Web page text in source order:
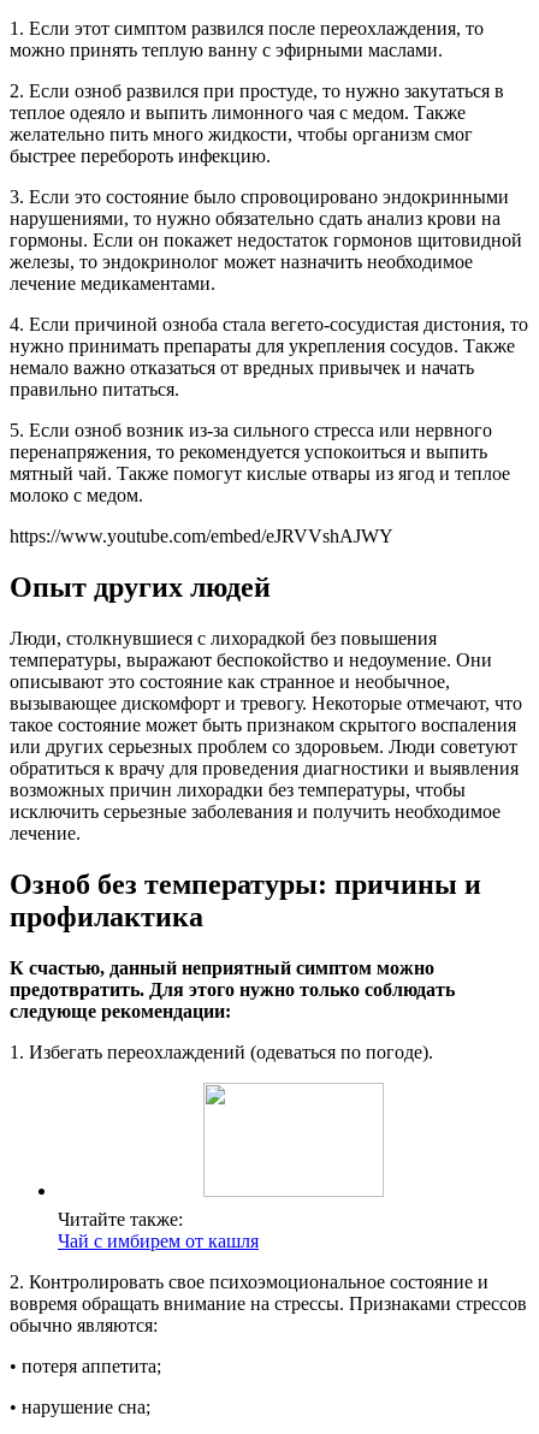
1. Если этот симптом развился после переохлаждения, то
можно принять теплую ванну с эфирными маслами.
2. Если озноб развился при простуде, то нужно закутаться в
теплое одеяло и выпить лимонного чая с медом. Также
желательно пить много жидкости, чтобы организм смог
быстрее перебороть инфекцию.
3. Если это состояние было спровоцировано эндокринными
нарушениями, то нужно обязательно сдать анализ крови на
гормоны. Если он покажет недостаток гормонов щитовидной
железы, то эндокринолог может назначить необходимое
лечение медикаментами.
4. Если причиной озноба стала вегето-сосудистая дистония, то
нужно принимать препараты для укрепления сосудов. Также
немало важно отказаться от вредных привычек и начать
правильно питаться.
5. Если озноб возник из-за сильного стресса или нервного
перенапряжения, то рекомендуется успокоиться и выпить
мятный чай. Также помогут кислые отвары из ягод и теплое
молоко с медом.
https://www.youtube.com/embed/eJRVVshAJWY
Опыт других людей
Люди, столкнувшиеся с лихорадкой без повышения
температуры, выражают беспокойство и недоумение. Они
описывают это состояние как странное и необычное,
вызывающее дискомфорт и тревогу. Некоторые отмечают, что
такое состояние может быть признаком скрытого воспаления
или других серьезных проблем со здоровьем. Люди советуют
обратиться к врачу для проведения диагностики и выявления
возможных причин лихорадки без температуры, чтобы
исключить серьезные заболевания и получить необходимое
лечение.
Озноб без температуры: причины и
профилактика
К счастью, данный неприятный симптом можно
предотвратить. Для этого нужно только соблюдать
следующе рекомендации:
1. Избегать переохлаждений (одеваться по погоде).
Читайте также:
Чай с имбирем от кашля
2. Контролировать свое психоэмоциональное состояние и
вовремя обращать внимание на стрессы. Признаками стрессов
обычно являются:
• потеря аппетита;
• нарушение сна;